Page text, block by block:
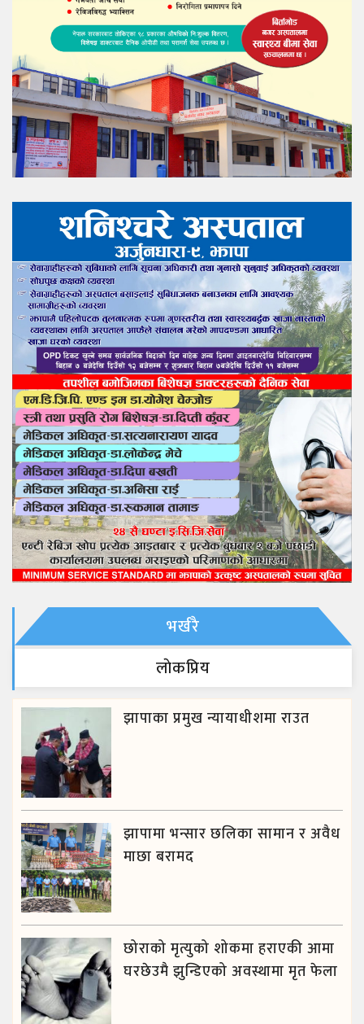
भर्खरै
लाेकप्रिय
झापाका प्रमुख न्यायाधीशमा राउत
झापामा भन्सार छलिका सामान र अवैध
माछा बरामद
छोराको मृत्युको शोकमा हराएकी आमा
घरछेउमै झुन्डिएको अवस्थामा मृत फेला